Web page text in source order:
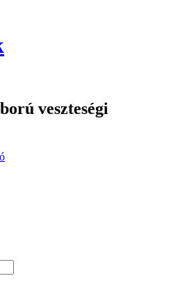
veszteségi